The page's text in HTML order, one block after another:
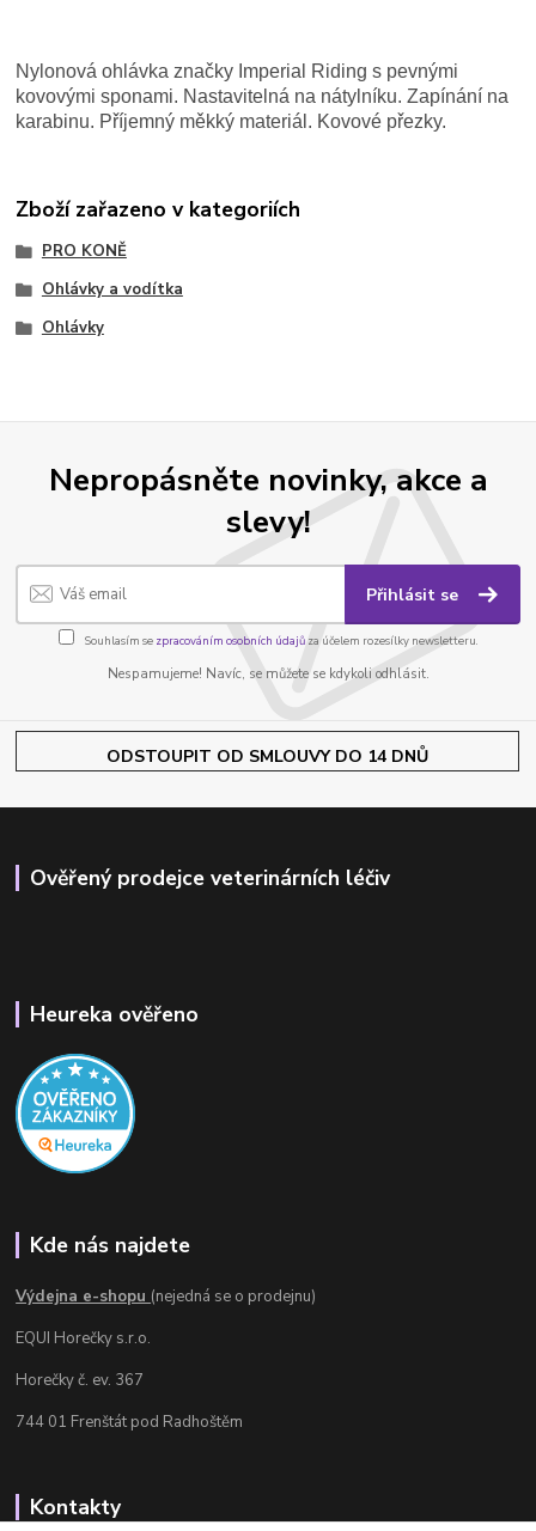
Nylonová ohlávka značky Imperial Riding s pevnými
kovovými sponami. Nastavitelná na nátylníku. Zapínání na
karabinu. Příjemný měkký materiál. Kovové přezky.
Zboží zařazeno v kategoriích
PRO KONĚ
Ohlávky a vodítka
Ohlávky
Nepropásněte novinky, akce a
slevy!
Přihlásit se
Souhlasím se zpracováním osobních údajůza účelem rozesílky newsletteru.
Nespamujeme! Navíc, se můžete se kdykoli odhlásit.
ODSTOUPIT OD SMLOUVY DO 14 DNŮ
Ověřený prodejce veterinárních léčiv
Heureka ověřeno
Kde nás najdete
Výdejna e-shopu (nejedná se o prodejnu)
EQUI Horečky s.r.o.
Horečky č. ev. 367
744 01 Frenštát pod Radhoštěm
Kontakty